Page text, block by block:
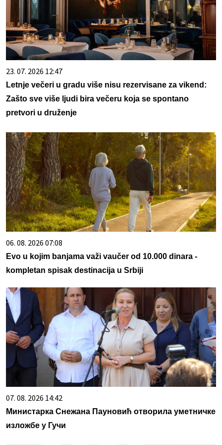
23. 07. 2026 12:47
Letnje večeri u gradu više nisu rezervisane za vikend:
Zašto sve više ljudi bira večeru koja se spontano
pretvori u druženje
06. 08. 2026 07:08
Evo u kojim banjama važi vaučer od 10.000 dinara -
kompletan spisak destinacija u Srbiji
07. 08. 2026 14:42
Министарка Снежана Пауновић отворила уметничке
изложбе у Гучи